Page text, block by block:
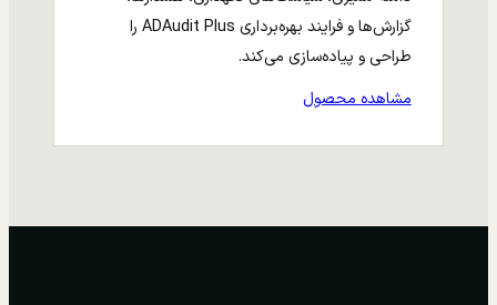
گزارش‌ها و فرایند بهره‌برداری ADAudit Plus را
طراحی و پیاده‌سازی می‌کند.
مشاهده محصول